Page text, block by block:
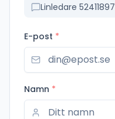
Linledare 52411897
E-post *
Namn *